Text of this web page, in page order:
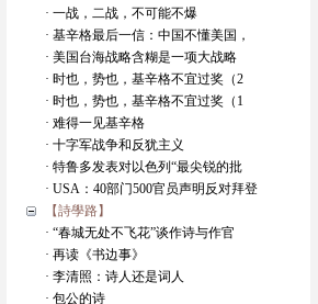
· 一战，二战，不可能不爆
· 基辛格最后一信：中国不懂美国，
· 美国台海战略含糊是一项大战略
· 时也，势也，基辛格不宜过奖（2
· 时也，势也，基辛格不宜过奖（1
· 难得一见基辛格
· 十字军战争和反犹主义
· 特鲁多发表对以色列“最尖锐的批
· USA：40部门500官员声明反对拜登
【詩學路】
· “春城无处不飞花”谈作诗与作官
· 再读《书边事》
· 李清照：诗人还是词人
· 包公的诗